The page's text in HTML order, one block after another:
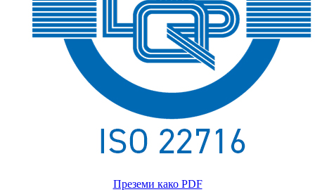
Преземи како PDF